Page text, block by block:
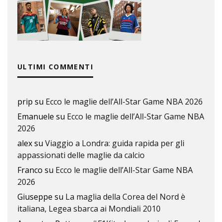
ULTIMI COMMENTI
prip su Ecco le maglie dell’All-Star Game NBA 2026
Emanuele su Ecco le maglie dell’All-Star Game NBA
2026
alexsu Viaggio a Londra: guida rapida per gli
appassionati delle maglie da calcio
Franco su Ecco le maglie dell’All-Star Game NBA
2026
Giuseppe su La maglia della Corea del Nord è
italiana, Legea sbarca ai Mondiali 2010